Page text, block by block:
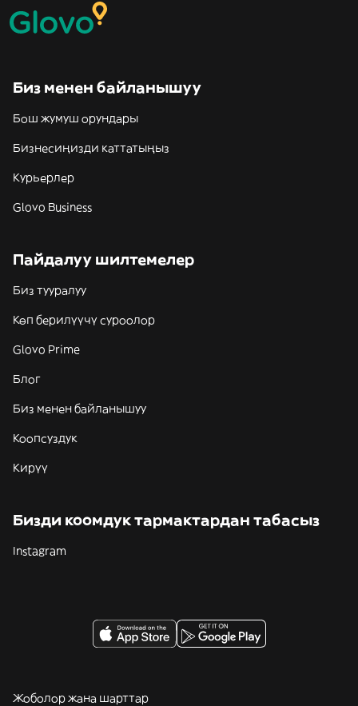
Биз менен байланышуу
Бош жумуш орундары
Бизнесиңизди каттатыңыз
Курьерлер
Glovo Business
Пайдалуу шилтемелер
Биз тууралуу
Көп берилүүчү суроолор
Glovo Prime
Блог
Биз менен байланышуу
Коопсуздук
Кирүү
Бизди коомдук тармактардан табасыз
Instagram
Жоболор жана шарттар